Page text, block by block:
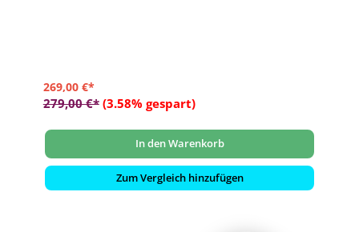
269,00 €*
279,00 €* (3.58% gespart)
In den Warenkorb
Zum Vergleich hinzufügen